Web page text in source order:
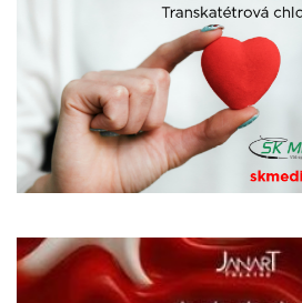
Previous